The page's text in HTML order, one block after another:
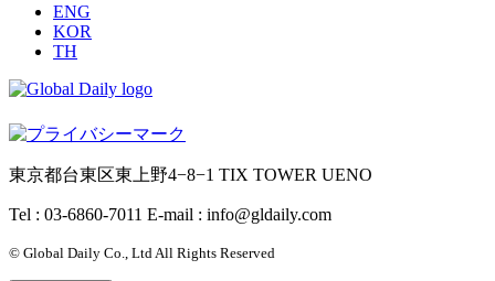
ENG
KOR
TH
東京都台東区東上野4−8−1 TIX TOWER UENO
Tel : 03-6860-7011 E-mail : info@gldaily.com
© Global Daily Co., Ltd All Rights Reserved